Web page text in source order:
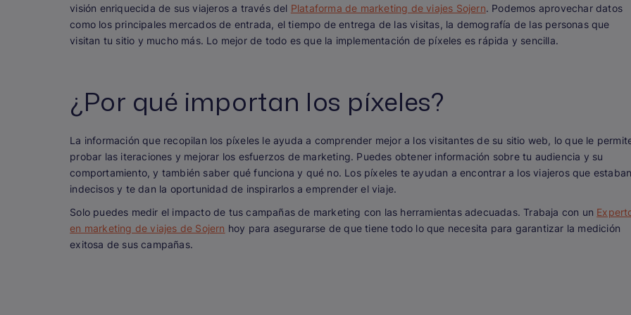
visión enriquecida de sus viajeros a través del Plataforma de marketing de viajes Sojern. Podemos aprovechar datos
como los principales mercados de entrada, el tiempo de entrega de las visitas, la demografía de las personas que
visitan tu sitio y mucho más. Lo mejor de todo es que la implementación de píxeles es rápida y sencilla.
¿Por qué importan los píxeles?
La información que recopilan los píxeles le ayuda a comprender mejor a los visitantes de su sitio web, lo que le
probar las iteraciones y mejorar los esfuerzos de marketing. Puedes obtener información sobre tu audiencia y su
comportamiento, y también saber qué funciona y qué no. Los píxeles te ayudan a encontrar a los viajeros que estaban
indecisos y te dan la oportunidad de inspirarlos a emprender el viaje.
Solo puedes medir el impacto de tus campañas de marketing con las herramientas adecuadas. Trabaja con un
en marketing de viajes de Sojern hoy para asegurarse de que tiene todo lo que necesita para garantizar la medición
exitosa de sus campañas.